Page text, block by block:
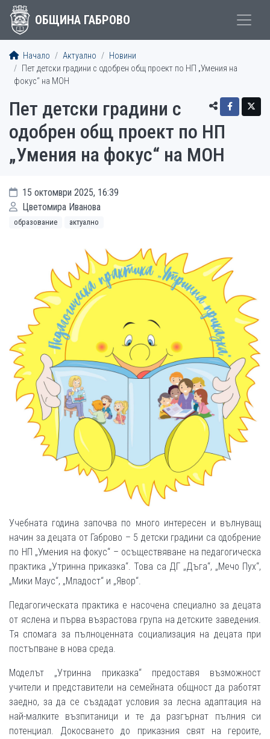
ОБЩИНА ГАБРОВО
Начало Актуално
Новини
Пет детски градини с одобрен общ проект по НП „Умения на
фокус“ на МОН
Пет детски градини с
одобрен общ проект по НП
„Умения на фокус“ на МОН
15 октомври 2025, 16:39
Цветомира Иванова
образование актуално
Учебната година започва по много интересен и вълнуващ
начин за децата от Габрово – 5 детски градини са одобрение
по НП „Умения на фокус“ – осъществяване на педагогическа
практика „Утринна приказка“. Това са ДГ „Дъга“, „Мечо Пух“,
„Мики Маус“, „Младост“ и „Явор“.
Педагогическата практика е насочена специално за децата
от яслена и първа възрастова група на детските заведения.
Тя спомага за пълноценната социализация на децата при
постъпване в нова среда.
Моделът „Утринна приказка“ предоставя възможност
учители и представители на семейната общност да работят
заедно, за да се създадат условия за лесна адаптация на
най-малките възпитаници и те да разгърнат пълния си
потенциал. Докосването до приказния свят на героите,